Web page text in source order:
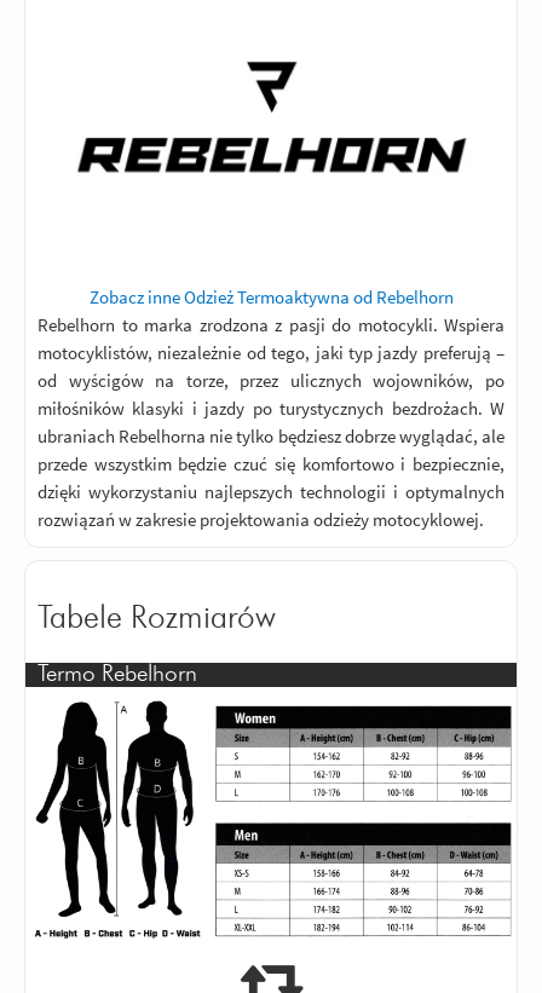
Zobacz inne Odzież Termoaktywna od Rebelhorn
Rebelhorn to marka zrodzona z pasji do motocykli. Wspiera
motocyklistów, niezależnie od tego, jaki typ jazdy preferują –
od wyścigów na torze, przez ulicznych wojowników, po
miłośników klasyki i jazdy po turystycznych bezdrożach. W
ubraniach Rebelhorna nie tylko będziesz dobrze wyglądać, ale
przede wszystkim będzie czuć się komfortowo i bezpiecznie,
dzięki wykorzystaniu najlepszych technologii i optymalnych
rozwiązań w zakresie projektowania odzieży motocyklowej.
Tabele Rozmiarów
Termo Rebelhorn